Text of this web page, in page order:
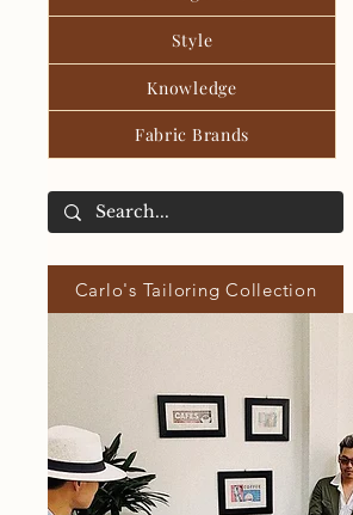
Style
Knowledge
Fabric Brands
Carlo's Tailoring Collection